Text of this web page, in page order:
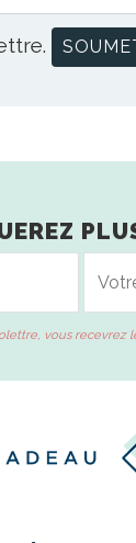
vous recevrez